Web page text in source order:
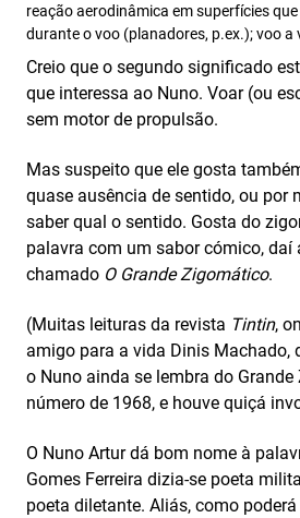
reação aerodinâmica em superfícies
durante o voo (planadores, p.ex.); voo a
Creio que o segundo significado
que interessa ao Nuno. Voar (ou
sem motor de propulsão.
Mas suspeito que ele gosta
quase ausência de sentido, ou por
saber qual o sentido. Gosta do
palavra com um sabor cómico, daí
chamado O Grande Zigomático.
(Muitas leituras da revista Tintin,
amigo para a vida Dinis Machado,
o Nuno ainda se lembra do
número de 1968, e houve quiçá
O Nuno Artur dá bom nome à
Gomes Ferreira dizia-se poeta
poeta diletante. Aliás, como